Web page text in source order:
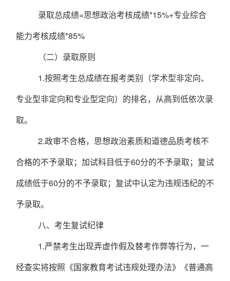
录取总成绩=思想政治考核成绩*15%+专业综合
能力考核成绩*85%
（二）录取原则
1.按照考生总成绩在报考类别（学术型非定向、
专业型非定向和专业型定向）的排名，从高到低依次录
取。
2.政审不合格，思想政治素质和道德品质考核不
合格的不予录取；加试科目低于60分的不予录取；复试
成绩低于60分的不予录取；复试中认定为违规违纪的不
予录取。
八、 考生复试纪律
1.严禁考生出现弄虚作假及替考作弊等行为，一
经查实将按照《国家教育考试违规处理办法》《普通高